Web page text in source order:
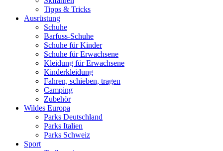
Tipps & Tricks
Ausrüstung
Schuhe
Barfuss-Schuhe
Schuhe für Kinder
Schuhe für Erwachsene
Kleidung für Erwachsene
Kinderkleidung
Fahren, schieben, tragen
Camping
Zubehör
Wildes Europa
Parks Deutschland
Parks Italien
Parks Schweiz
Sport